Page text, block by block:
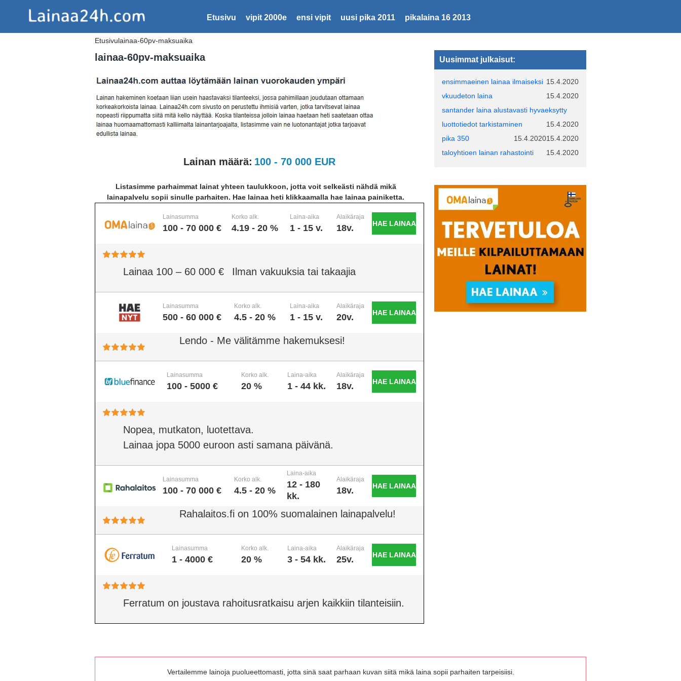
Etusivu vipit 2000e ensi vipit uusi pika 2011 pikalaina 16 2013
Etusivulainaa-60pv-maksuaika
lainaa-60pv-maksuaika
Lainan määrä: 100 - 70 000 EUR
Listasimme parhaimmat lainat yhteen taulukkoon, jotta voit selkeästi nähdä mikä
lainapalvelu sopii sinulle parhaiten. Hae lainaa heti klikkaamalla hae lainaa painiketta.
Lainasumma
100 - 70 000 €
Korko alk.
4.19 - 20 %
Laina-aika
1 - 15 v.
Alaikäraja
18v. HAE LAINAA
Lainaa 100 – 60 000 € Ilman vakuuksia tai takaajia
Lainasumma
500 - 60 000 €
Korko alk.
4.5 - 20 %
Laina-aika
1 - 15 v.
Alaikäraja
20v. HAE LAINAA
Lendo - Me välitämme hakemuksesi!
Lainasumma
100 - 5000 €
Korko alk.
20 %
Laina-aika
1 - 44 kk.
Alaikäraja
18v. HAE LAINAA
Nopea, mutkaton, luotettava.
Lainaa jopa 5000 euroon asti samana päivänä.
Lainasumma
100 - 70 000 €
Korko alk.
4.5 - 20 %
Laina-aika
12 - 180
kk.
Alaikäraja
18v. HAE LAINAA
Rahalaitos.fi on 100% suomalainen lainapalvelu!
Lainasumma
1 - 4000 €
Korko alk.
20 %
Laina-aika
3 - 54 kk.
Alaikäraja
25v. HAE LAINAA
Ferratum on joustava rahoitusratkaisu arjen kaikkiin tilanteisiin.
Uusimmat julkaisut:
ensimmaeinen lainaa ilmaiseksi 15.4.2020
vkuudeton laina
15.4.2020
santander laina alustavasti hyvaeksytty
15.4.2020
luottotiedot tarkistaminen
15.4.2020
pika 350
15.4.2020
taloyhtioen lainan rahastointi
15.4.2020
Vertailemme lainoja puolueettomasti, jotta sinä saat parhaan kuvan siitä mikä laina sopii parhaiten tarpeisiisi.